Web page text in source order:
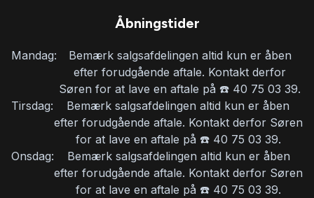
Elektriske komfortsæder
Fartpilot
Fjernbetjent centrallås
Åbningstider
Mandag:
Bemærk salgsafdelingen altid kun er åben
efter forudgående aftale. Kontakt derfor
Søren for at lave en aftale på ☎️ 40 75 03 39.
Tirsdag:
Bemærk salgsafdelingen altid kun er åben
efter forudgående aftale. Kontakt derfor Søren
for at lave en aftale på ☎️ 40 75 03 39.
Onsdag:
Bemærk salgsafdelingen altid kun er åben
efter forudgående aftale. Kontakt derfor Søren
for at lave en aftale på ☎️ 40 75 03 39.